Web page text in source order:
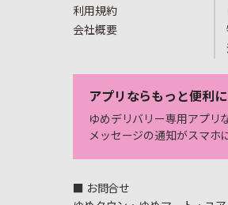
利用規約
会社概要
アプリならもっと便利に
ゆめデリバリー専用アプリ
メッセージの通知がスマホ
■ お問合せ